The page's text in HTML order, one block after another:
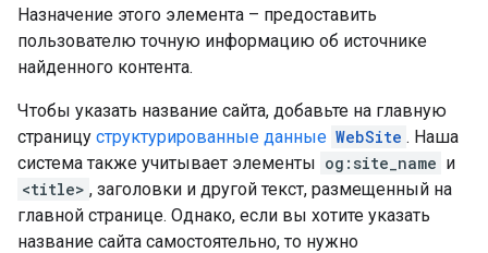
Назначение этого элемента – предоставить
пользователю точную информацию об источнике
найденного контента.
Чтобы указать название сайта, добавьте на главную
страницу структурированные данные WebSite . Наша
система также учитывает элементы og:site_name и
<title> , заголовки и другой текст, размещенный на
главной странице. Однако, если вы хотите указать
название сайта самостоятельно, то нужно